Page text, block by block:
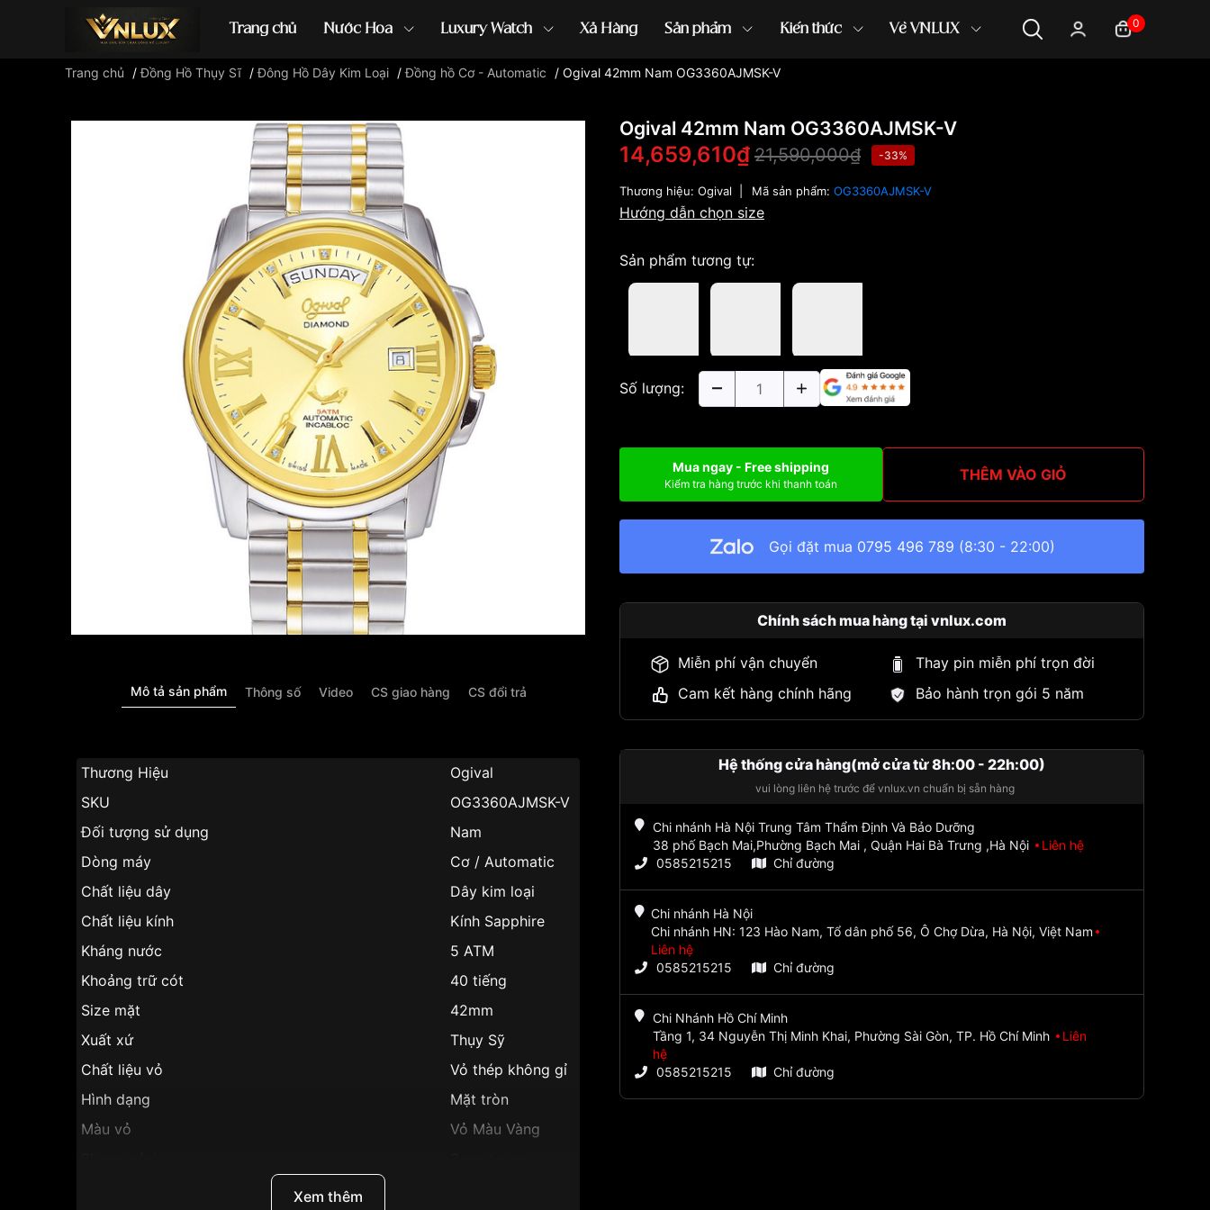
Trang chủ Nước Hoa Luxury Watch Xả Hàng Sản phẩm Kiến thức Về VNLUX 0
Đồng hồ casio đồng hồ G-Shock đồng hồ Orient ...
Trang chủ /Đồng Hồ Thụy Sĩ /Đông Hồ Dây Kim Loại /Đồng hồ Cơ - Automatic / Ogival 42mm Nam OG3360AJMSK-V
Mô tả sản phẩm Thông số Video CS giao hàng CS đổi trả
Thương Hiệu
Ogival
SKU
OG3360AJMSK-V
Đối tượng sử dụng
Nam
Dòng máy
Cơ / Automatic
Chất liệu dây
Dây kim loại
Chất liệu kính
Kính Sapphire
Kháng nước
5 ATM
Khoảng trữ cót
40 tiếng
Size mặt
42mm
Xuất xứ
Thụy Sỹ
Chất liệu vỏ
Vỏ thép không gỉ
Hình dạng
Mặt tròn
Màu vỏ
Vỏ Màu Vàng
Xem thêm
Ogival 42mm Nam OG3360AJMSK-V
14,659,610₫ 21,590,000₫ -33%
Thương hiệu: Ogival Mã sản phẩm: OG3360AJMSK-V
Hướng dẫn chọn size
Sản phẩm tương tự:
Số lượng:
Mua ngay - Free shipping
Kiểm tra hàng trước khi thanh toán THÊM VÀO GIỎ
Gọi đặt mua 0795 496 789 (8:30 - 22:00)
Chính sách mua hàng tại vnlux.com
Miễn phí vận chuyển
Thay pin miễn phí trọn đời
Cam kết hàng chính hãng
Bảo hành trọn gói 5 năm
Hệ thống cửa hàng(mở cửa từ 8h:00 - 22h:00)
vui lòng liên hệ trước để vnlux.vn chuẩn bị sẵn hàng
Chi nhánh Hà Nội Trung Tâm Thẩm Định Và Bảo Dưỡng
38 phố Bạch Mai,Phường Bạch Mai , Quận Hai Bà Trưng ,Hà Nội
Liên hệ
0585215215
Chỉ đường
Chi nhánh Hà Nội
Chi nhánh HN: 123 Hào Nam, Tổ dân phố 56, Ô Chợ Dừa, Hà Nội, Việt Nam
Liên hệ
0585215215
Chỉ đường
Chi Nhánh Hồ Chí Minh
Tầng 1, 34 Nguyễn Thị Minh Khai, Phường Sài Gòn, TP. Hồ Chí Minh
Liên
hệ
0585215215
Chỉ đường